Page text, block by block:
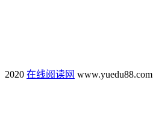
2020 在线阅读网 www.yuedu88.com